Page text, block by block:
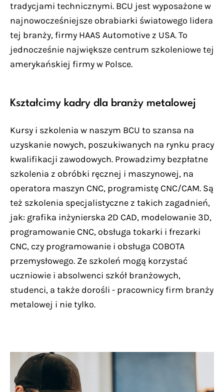
tradycjami technicznymi. BCU jest wyposażone w
najnowocześniejsze obrabiarki światowego lidera
tej branży, firmy HAAS Automotive z USA. To
jednocześnie największe centrum szkoleniowe tej
amerykańskiej firmy w Polsce.
Kształcimy kadry dla branży metalowej
Kursy i szkolenia w naszym BCU to szansa na
uzyskanie nowych, poszukiwanych na rynku pracy
kwalifikacji zawodowych. Prowadzimy bezpłatne
szkolenia z obróbki ręcznej i maszynowej, na
operatora maszyn CNC, programistę CNC/CAM. Są
też szkolenia specjalistyczne z takich zagadnień,
jak: grafika inżynierska 2D CAD, modelowanie 3D,
programowanie CNC, obsługa tokarki i frezarki
CNC, czy programowanie i obsługa COBOTA
przemysłowego. Ze szkoleń mogą korzystać
uczniowie i absolwenci szkół branżowych,
studenci, a także dorośli - pracownicy firm branży
metalowej i nie tylko.